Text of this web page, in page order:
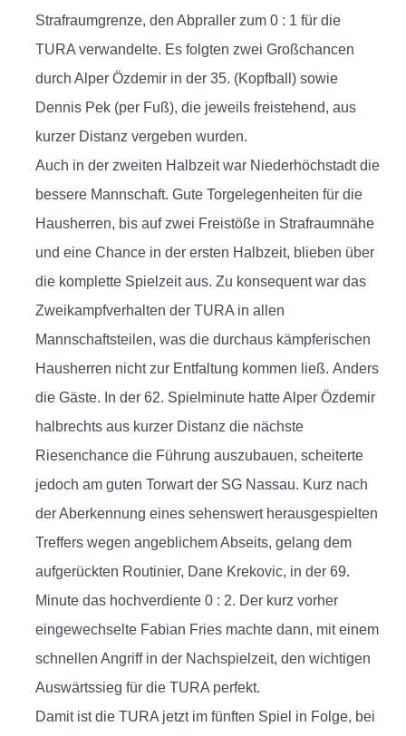
Strafraumgrenze, den Abpraller zum 0 : 1 für die
TURA verwandelte. Es folgten zwei Großchancen
durch Alper Özdemir in der 35. (Kopfball) sowie
Dennis Pek (per Fuß), die jeweils freistehend, aus
kurzer Distanz vergeben wurden.
Auch in der zweiten Halbzeit war Niederhöchstadt die
bessere Mannschaft. Gute Torgelegenheiten für die
Hausherren, bis auf zwei Freistöße in Strafraumnähe
und eine Chance in der ersten Halbzeit, blieben über
die komplette Spielzeit aus. Zu konsequent war das
Zweikampfverhalten der TURA in allen
Mannschaftsteilen, was die durchaus kämpferischen
Hausherren nicht zur Entfaltung kommen ließ. Anders
die Gäste. In der 62. Spielminute hatte Alper Özdemir
halbrechts aus kurzer Distanz die nächste
Riesenchance die Führung auszubauen, scheiterte
jedoch am guten Torwart der SG Nassau. Kurz nach
der Aberkennung eines sehenswert herausgespielten
Treffers wegen angeblichem Abseits, gelang dem
aufgerückten Routinier, Dane Krekovic, in der 69.
Minute das hochverdiente 0 : 2. Der kurz vorher
eingewechselte Fabian Fries machte dann, mit einem
schnellen Angriff in der Nachspielzeit, den wichtigen
Auswärtssieg für die TURA perfekt.
Damit ist die TURA jetzt im fünften Spiel in Folge, bei